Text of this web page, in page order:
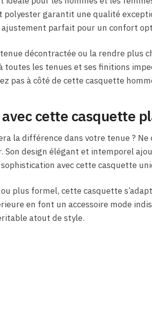
polyester garantit une qualité
ajustement parfait pour un confort
décontractée ou la rendre plus
toutes les tenues et ses finitions
pas à côté de cette casquette
cette casquette
la différence dans votre tenue ?
Son design élégant et intemporel
avec cette casquette
plus formel, cette casquette
en font un accessoire mode
atout de style.